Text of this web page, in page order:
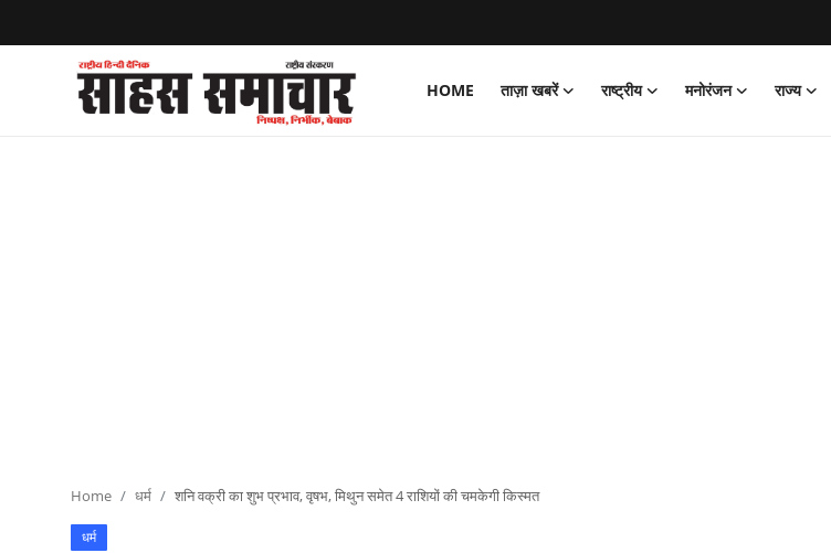
HOME ताज़ा खबरें राष्ट्रीय मनोरंजन राज्य
Register
Home धर्म शनि वक्री का शुभ प्रभाव, वृषभ, मिथुन समेत 4 राशियों की चमकेगी किस्मत
धर्म